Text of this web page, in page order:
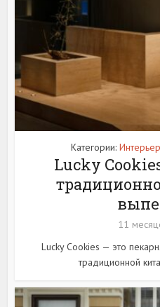
Категории:
Lucky
11
Lucky Cookies — это
традиционной